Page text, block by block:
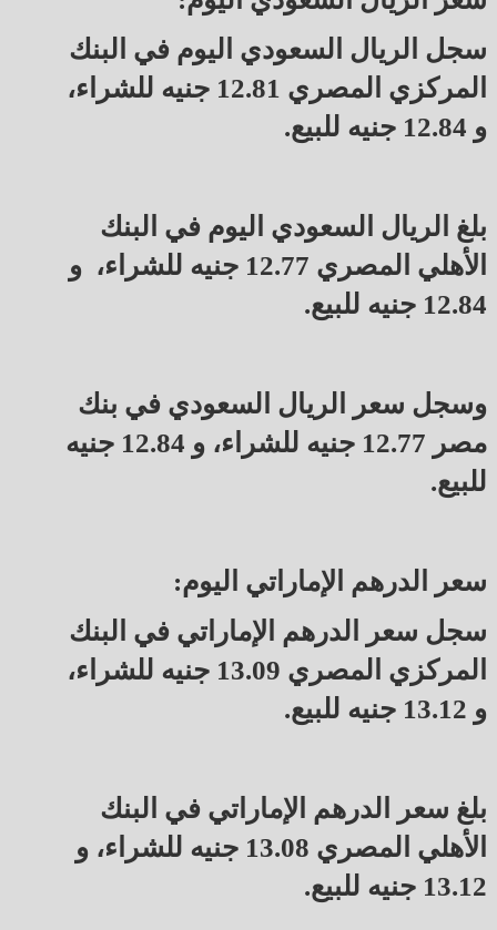
سجل الريال السعودي اليوم في البنك
المركزي المصري 12.81 جنيه للشراء،
و 12.84 جنيه للبيع.
بلغ الريال السعودي اليوم في البنك
الأهلي المصري 12.77 جنيه للشراء، و
12.84 جنيه للبيع.
وسجل سعر الريال السعودي في بنك
مصر 12.77 جنيه للشراء، و 12.84 جنيه
للبيع.
سعر الدرهم الإماراتي اليوم:
سجل سعر الدرهم الإماراتي في البنك
المركزي المصري 13.09 جنيه للشراء،
و 13.12 جنيه للبيع.
بلغ سعر الدرهم الإماراتي في البنك
الأهلي المصري 13.08 جنيه للشراء، و
13.12 جنيه للبيع.